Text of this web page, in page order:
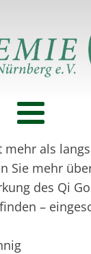
mehr als
Sie mehr
des Qi
–